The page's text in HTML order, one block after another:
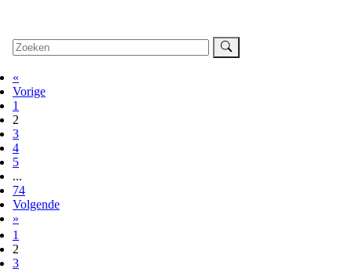
«
Vorige
1
2
3
4
5
...
74
Volgende
»
1
2
3